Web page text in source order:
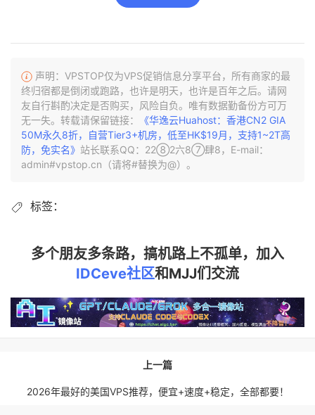
声明：VPSTOP仅为VPS促销信息分享平台，所有商家的最
终归宿都是倒闭或跑路，也许是明天，也许是百年之后。请网
友自行斟酌决定是否购买，风险自负。唯有数据勤备份方可万
无一失。转载请保留链接：
《华逸云Huahost：香港CN2 GIA
50M永久8折，自营Tier3+机房，低至HK$19月，支持1~2T高
防，免实名》 站长联系QQ：22⑧2六8⑦肆8，E-mail：
admin#vpstop.cn（请将#替换为@）。
标签：
多个朋友多条路，搞机路上不孤单，加入
IDCeve社区和MJJ们交流
上一篇
2026年最好的美国VPS推荐，便宜+速度+稳定，全部都要！